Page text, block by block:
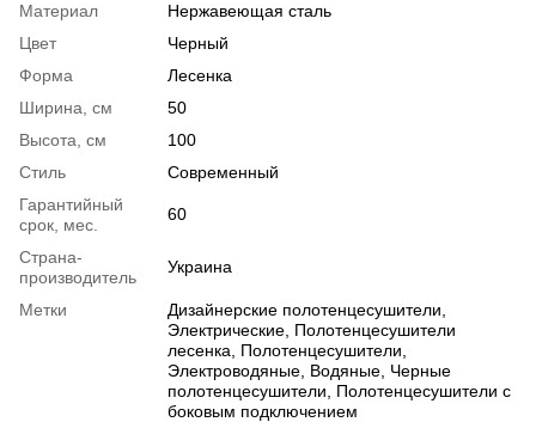
Материал
Нержавеющая сталь
Цвет
Черный
Форма
Лесенка
Ширина, см
50
Высота, см
100
Стиль
Современный
Гарантийный
срок, мес.
60
Страна-
производитель
Украина
Метки Дизайнерские полотенцесушители
Электрические Полотенцесушители
лесенка
Полотенцесушители
Электроводяные Водяные Черные
полотенцесушители
Полотенцесушители с
боковым подключением